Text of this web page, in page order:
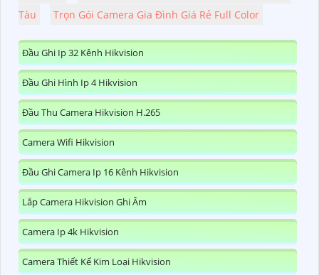
Tàu
Trọn Gói Camera Gia Đình Giá Rẻ Full Color
Đầu Ghi Ip 32 Kênh Hikvision
Đầu Ghi Hình Ip 4 Hikvision
Đầu Thu Camera Hikvision H.265
Camera Wifi Hikvision
Đầu Ghi Camera Ip 16 Kênh Hikvision
Lắp Camera Hikvision Ghi Âm
Camera Ip 4k Hikvision
Camera Thiết Kế Kim Loại Hikvision